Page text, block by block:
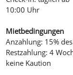
10:00 Uhr
Mietbedingungen
Anzahlung: 15%
Restzahlung: 4
keine Kaution